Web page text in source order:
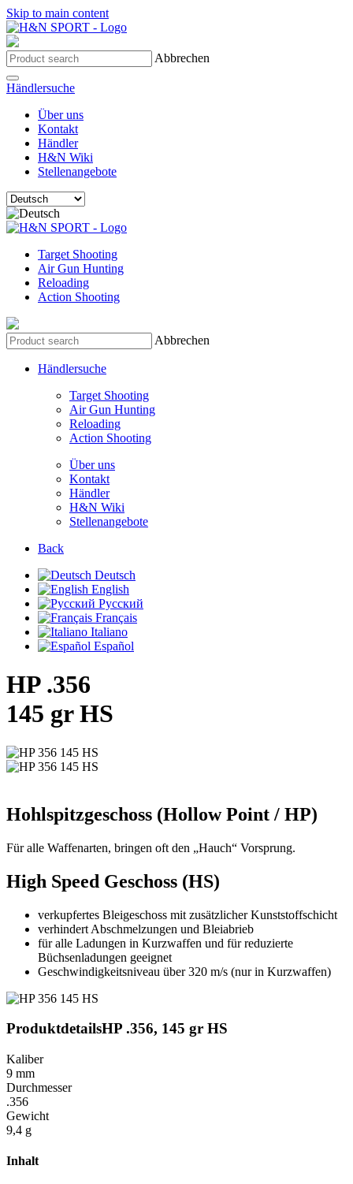
Skip to main content
Abbrechen
Händlersuche
Über uns
Kontakt
Händler
H&N Wiki
Stellenangebote
Target Shooting
Air Gun Hunting
Reloading
Action Shooting
Abbrechen
Händlersuche
Target Shooting
Air Gun Hunting
Reloading
Action Shooting
Über uns
Kontakt
Händler
H&N Wiki
Stellenangebote
Back
Deutsch
English
Русский
Français
Italiano
Español
HP .356
145 gr HS
Hohlspitzgeschoss (Hollow Point / HP)
Für alle Waffenarten, bringen oft den „Hauch“ Vorsprung.
High Speed Geschoss (HS)
verkupfertes Bleigeschoss mit zusätzlicher Kunststoffschicht
verhindert Abschmelzungen und Bleiabrieb
für alle Ladungen in Kurzwaffen und für reduzierte
Büchsenladungen geeignet
Geschwindigkeitsniveau über 320 m/s (nur in Kurzwaffen)
ProduktdetailsHP .356, 145 gr HS
Kaliber
9 mm
Durchmesser
.356
Gewicht
9,4 g
Inhalt